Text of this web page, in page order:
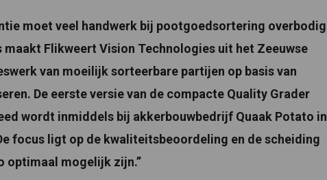
moet veel handwerk bij pootgoedsortering overbodig
maakt Flikweert Vision Technologies uit het Zeeuwse
van moeilijk sorteerbare partijen op basis van
De eerste versie van de compacte Quality Grader
wordt inmiddels bij akkerbouwbedrijf Quaak Potato in
focus ligt op de kwaliteitsbeoordeling en de scheiding
mogelijk zijn.’’